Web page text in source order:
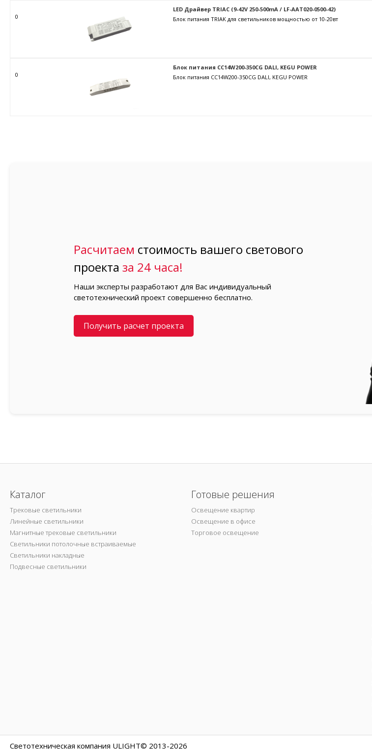
0
LED Драйвер TRIAC (9-42V 250-500mA / LF-AAT020-0500-42)
Блок питания TRIAK для светильников мощностью от 10-20вт
0
Блок питания CC14W200-350CG DALI, KEGU POWER
Блок питания CC14W200-350CG DALI, KEGU POWER
Расчитаем стоимость вашего светового
проектаза 24 часа!
Наши эксперты разработают для Вас индивидуальный
светотехнический проект совершенно бесплатно.
Получить расчет проекта
Каталог
Трековые светильники
Линейные светильники
Магнитные трековые светильники
Светильники потолочные встраиваемые
Светильники накладные
Подвесные светильники
Готовые решения
Освещение квартир
Освещение в офисе
Торговое освещение
Светотехническая компания ULIGHT© 2013-2026